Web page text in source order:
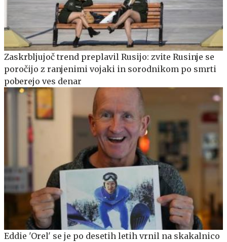
Zaskrbljujoč trend preplavil Rusijo: zvite Rusinje se
poročijo z ranjenimi vojaki in sorodnikom po smrti
poberejo ves denar
Eddie 'Orel' se je po desetih letih vrnil na skakalnico